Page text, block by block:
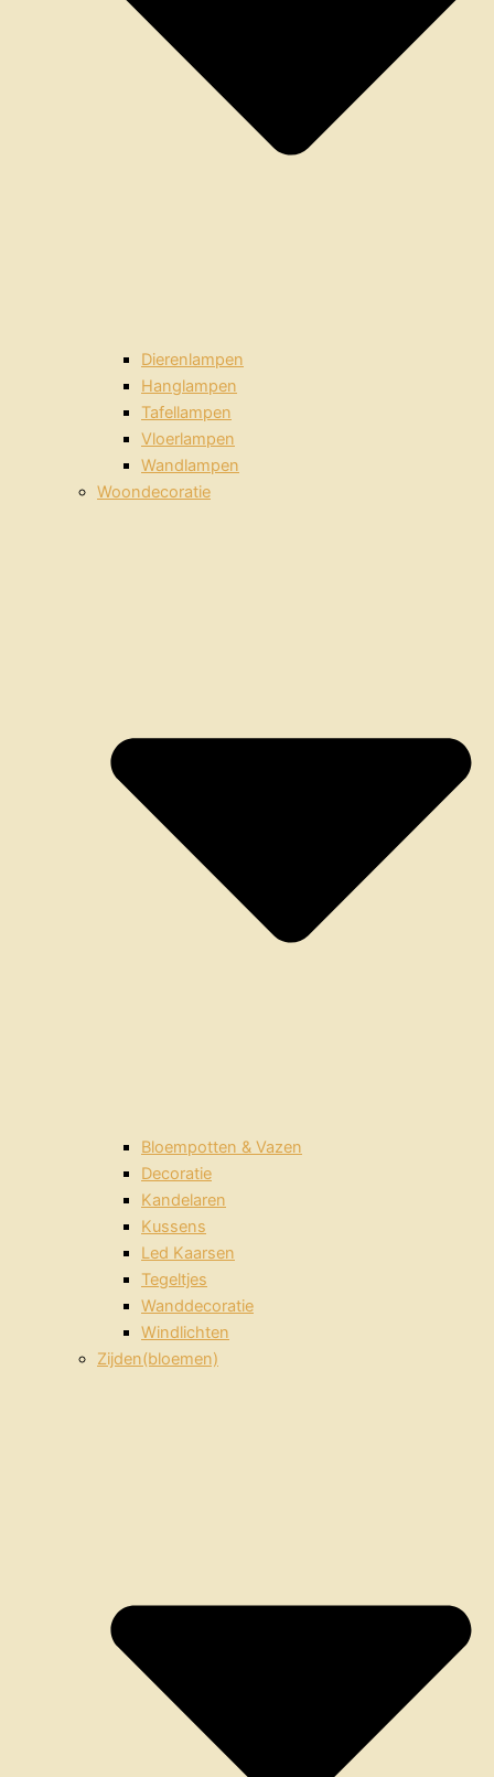
Dierenlampen
Hanglampen
Tafellampen
Vloerlampen
Wandlampen
Woondecoratie
Bloempotten & Vazen
Decoratie
Kandelaren
Kussens
Led Kaarsen
Tegeltjes
Wanddecoratie
Windlichten
Zijden(bloemen)